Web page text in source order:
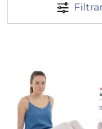
Filtrar